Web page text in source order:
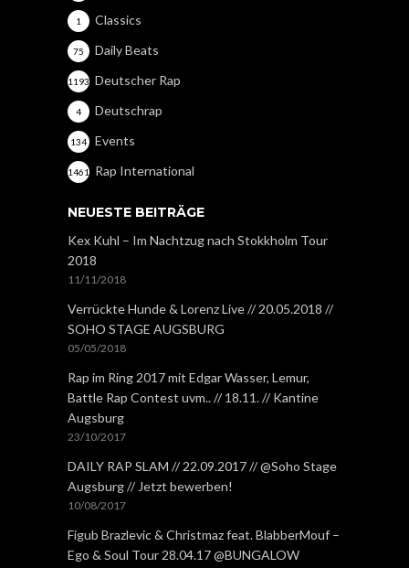
Classics
1
Daily Beats
75
Deutscher Rap
1193
Deutschrap
4
Events
134
Rap International
1461
NEUESTE BEITRÄGE
Kex Kuhl – Im Nachtzug nach Stokkholm Tour
2018
11/11/2018
Verrückte Hunde & Lorenz Live // 20.05.2018 //
SOHO STAGE AUGSBURG
05/05/2018
Rap im Ring 2017 mit Edgar Wasser, Lemur,
Battle Rap Contest uvm.. // 18.11. // Kantine
Augsburg
23/10/2017
DAILY RAP SLAM // 22.09.2017 // @Soho Stage
Augsburg // Jetzt bewerben!
10/08/2017
Figub Brazlevic & Christmaz feat. BlabberMouf –
Ego & Soul Tour 28.04.17 @BUNGALOW